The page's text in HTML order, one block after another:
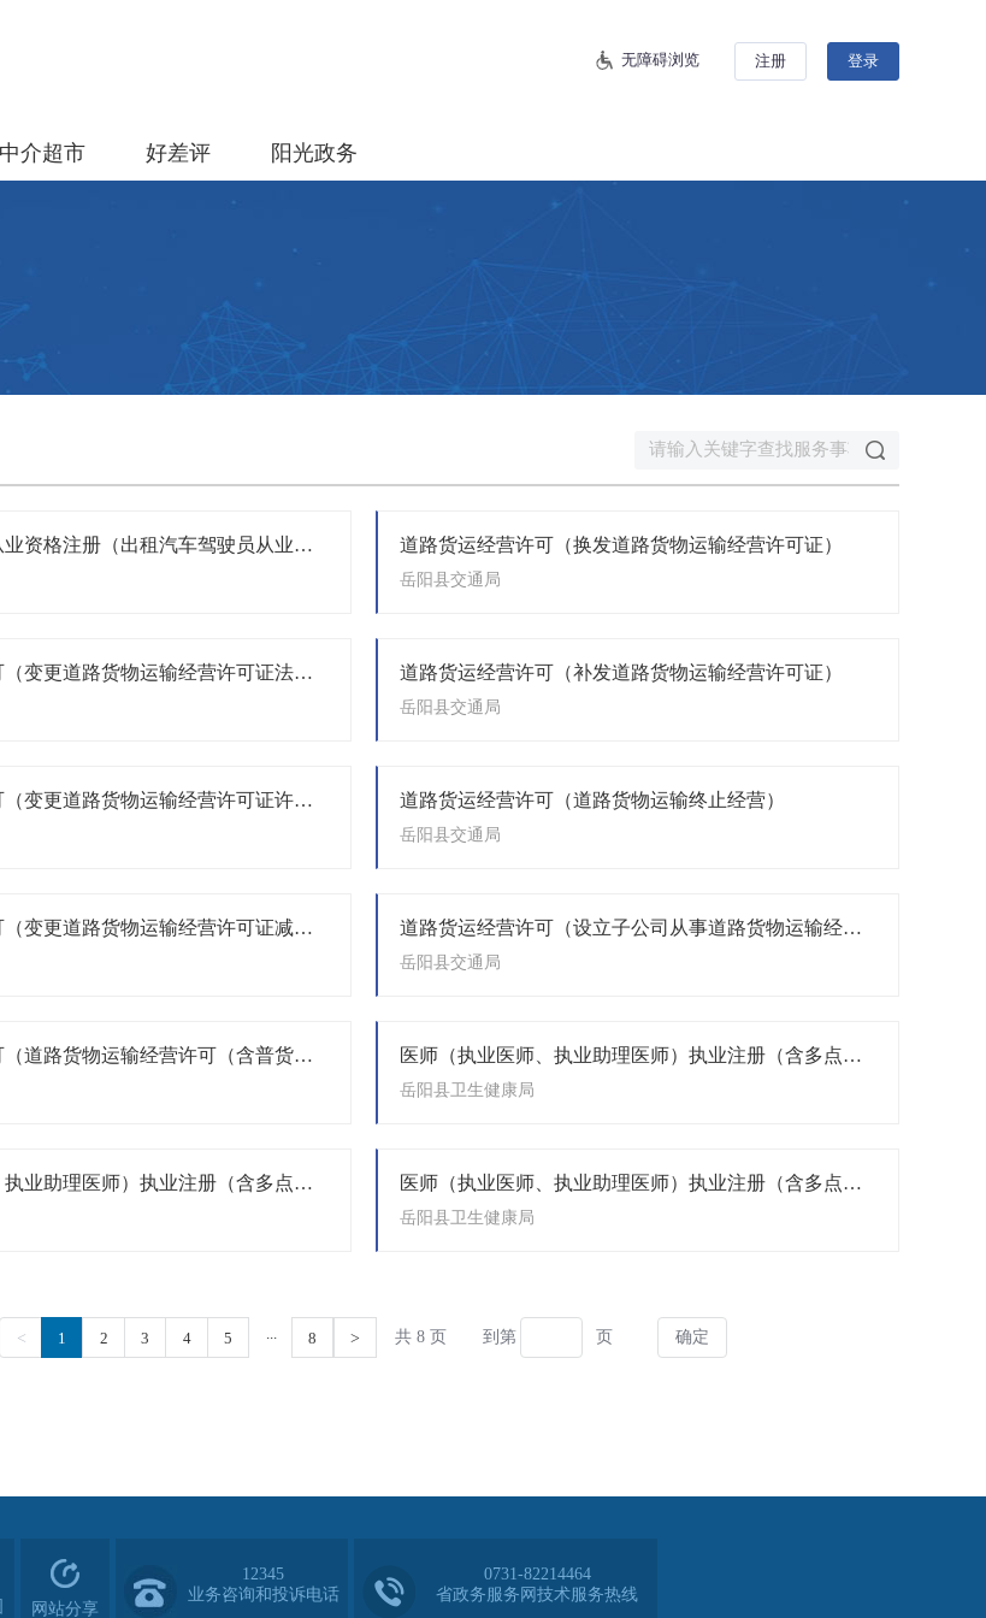
无障碍浏览 注册 登录
中介超市 好差评 阳光政务
网站分享
12345
业务咨询和投诉电话
0731-82214464
省政务服务网技术服务热线